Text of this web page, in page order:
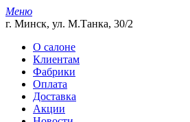
Меню
г. Минск, ул. М.Танка, 30/2
О салоне
Клиентам
Фабрики
Оплата
Доставка
Акции